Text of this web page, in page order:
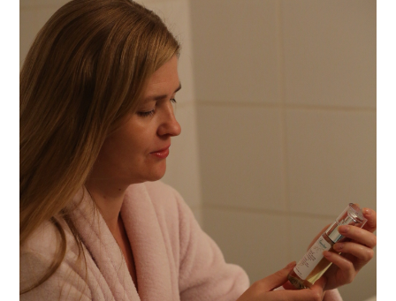
ENVIES DANS LA MODE, LE
LUXE ET LA BEAUTÉ EN Y
AJOUTANT MON PETIT
GRAIN DE FOLIE ET MES
PETITS TUYAUX…